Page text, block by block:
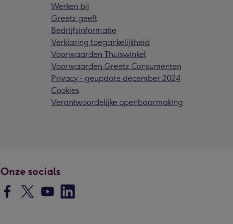
Werken bij
Greetz geeft
Bedrijfsinformatie
Verklaring toegankelijkheid
Voorwaarden Thuiswinkel
Voorwaarden Greetz Consumenten
Privacy - geupdate december 2024
Cookies
Verantwoordelijke openbaarmaking
Onze socials